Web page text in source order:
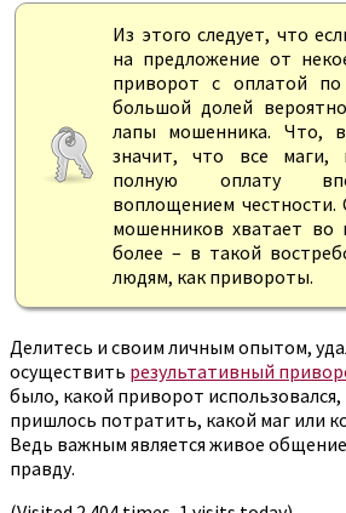
Из этого следует, что
на предложение от
приворот с оплатой
большой долей
лапы мошенника. Что,
значит, что все маги,
полную оплату
воплощением
мошенников хватает во
более – в такой
людям, как привороты.
Делитесь и своим личным опытом,
осуществить результативный
было, какой приворот использовался,
пришлось потратить, какой маг или
Ведь важным является живое
правду.